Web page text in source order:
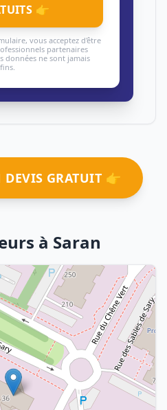
👉
vous acceptez d'être
partenaires
données ne sont jamais
DEVIS GRATUIT 👉
à Saran